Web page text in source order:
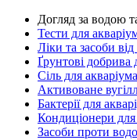
Догляд за водою
Тести для
Ліки та засоби
Ґрунтові добрива
Сіль для акваріума
Активоване
Бактерії для
Кондиціонери для
Засоби проти